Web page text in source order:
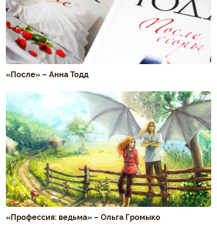
«После» – Анна Тодд
«Профессия: ведьма» – Ольга Громыко